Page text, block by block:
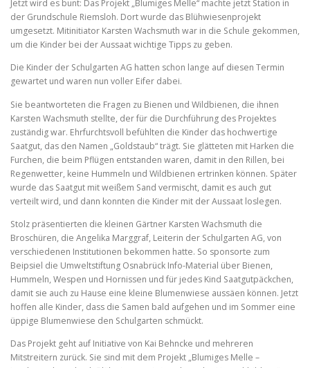
e
.
Jetzt wird es bunt: Das Projekt „Blumiges Melle“ machte jetzt Station in
der Grundschule Riemsloh. Dort wurde das Blühwiesenprojekt
umgesetzt. Mitinitiator Karsten Wachsmuth war in die Schule gekommen,
um die Kinder bei der Aussaat wichtige Tipps zu geben.
Die Kinder der Schulgarten AG hatten schon lange auf diesen Termin
gewartet und waren nun voller Eifer dabei.
Sie beantworteten die Fragen zu Bienen und Wildbienen, die ihnen
Karsten Wachsmuth stellte, der für die Durchführung des Projektes
zuständig war. Ehrfurchtsvoll befühlten die Kinder das hochwertige
Saatgut, das den Namen „Goldstaub“ trägt. Sie glätteten mit Harken die
Furchen, die beim Pflügen entstanden waren, damit in den Rillen, bei
Regenwetter, keine Hummeln und Wildbienen ertrinken können. Später
wurde das Saatgut mit weißem Sand vermischt, damit es auch gut
verteilt wird, und dann konnten die Kinder mit der Aussaat loslegen.
Stolz präsentierten die kleinen Gärtner Karsten Wachsmuth die
Broschüren, die Angelika Marggraf, Leiterin der Schulgarten AG, von
verschiedenen Institutionen bekommen hatte. So sponsorte zum
Beipsiel die Umweltstiftung Osnabrück Info-Material über Bienen,
Hummeln, Wespen und Hornissen und für jedes Kind Saatgutpäckchen,
damit sie auch zu Hause eine kleine Blumenwiese aussäen können. Jetzt
hoffen alle Kinder, dass die Samen bald aufgehen und im Sommer eine
üppige Blumenwiese den Schulgarten schmückt.
Das Projekt geht auf Initiative von Kai Behncke und mehreren
Mitstreitern zurück. Sie sind mit dem Projekt „Blumiges Melle –